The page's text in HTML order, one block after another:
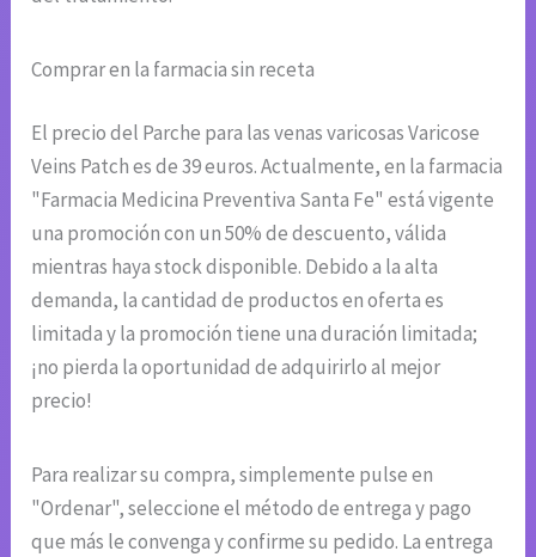
Comprar en la farmacia sin receta
El precio del Parche para las venas varicosas Varicose
Veins Patch es de 39 euros. Actualmente, en la farmacia
"Farmacia Medicina Preventiva Santa Fe" está vigente
una promoción con un 50% de descuento, válida
mientras haya stock disponible. Debido a la alta
demanda, la cantidad de productos en oferta es
limitada y la promoción tiene una duración limitada;
¡no pierda la oportunidad de adquirirlo al mejor
precio!
Para realizar su compra, simplemente pulse en
"Ordenar", seleccione el método de entrega y pago
que más le convenga y confirme su pedido. La entrega